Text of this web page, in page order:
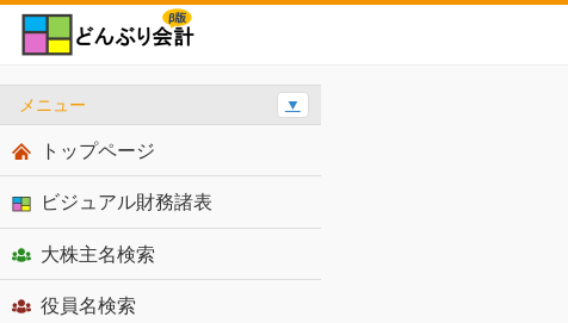
メニュー ▼
トップページ
ビジュアル財務諸表
大株主名検索
役員名検索